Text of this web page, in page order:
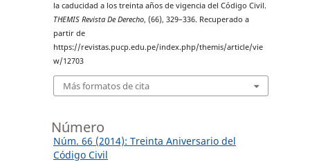
la caducidad a los treinta años de vigencia del Código Civil.
THEMIS Revista De Derecho, (66), 329–336. Recuperado a
partir de
https://revistas.pucp.edu.pe/index.php/themis/article/vie
w/12703
Más formatos de cita
Número
Núm. 66 (2014): Treinta Aniversario del
Código Civil